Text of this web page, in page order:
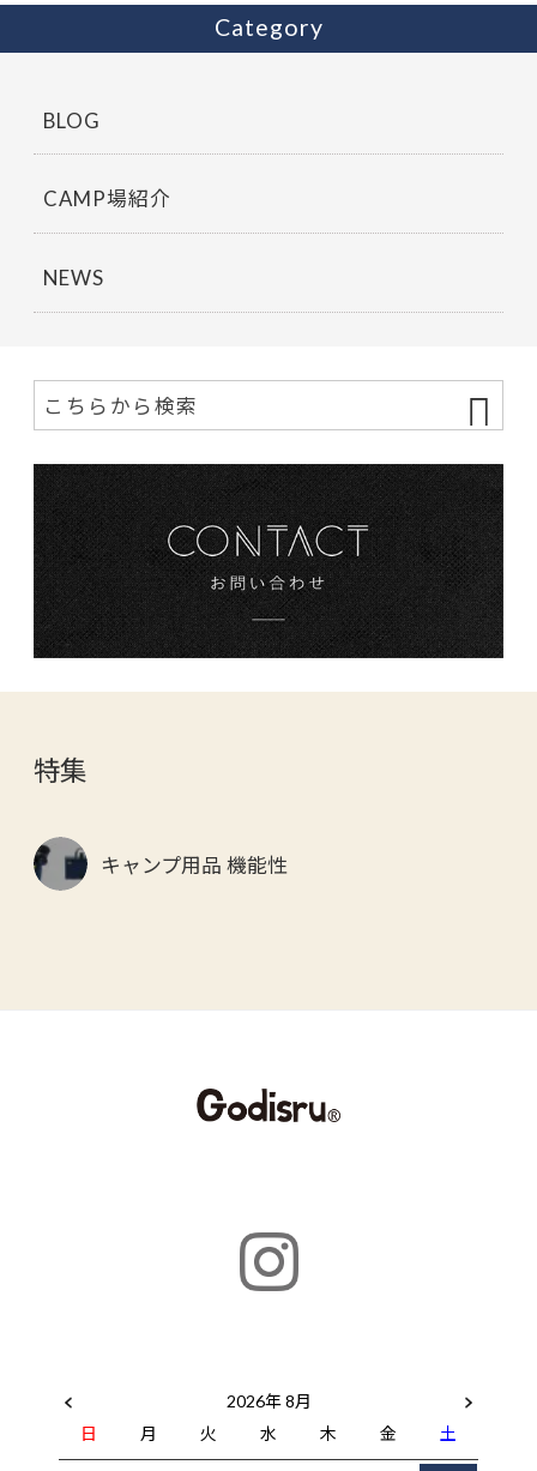
Category
BLOG
CAMP場紹介
NEWS
特集
キャンプ用品 機能性
2026年 8月
日
月 火 水 木 金
土